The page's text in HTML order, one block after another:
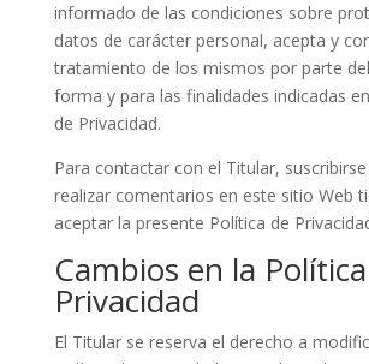
informado de las condiciones sobre
datos de carácter personal, acepta y
tratamiento de los mismos por parte
forma y para las finalidades indicadas
de Privacidad.
Para contactar con el Titular,
realizar comentarios en este sitio Web
aceptar la presente Política de
Cambios en la
Privacidad
El Titular se reserva el derecho a